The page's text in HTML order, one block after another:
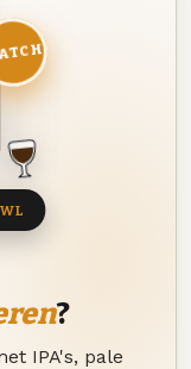
?
IPA's, pale